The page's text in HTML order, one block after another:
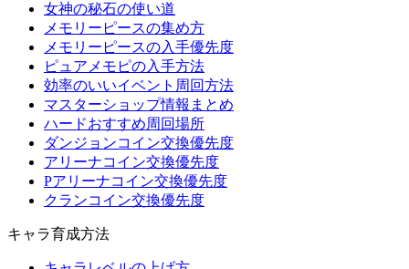
女神の秘石の使い道
メモリーピースの集め方
メモリーピースの入手優先度
ピュアメモピの入手方法
効率のいいイベント周回方法
マスターショップ情報まとめ
ハードおすすめ周回場所
ダンジョンコイン交換優先度
アリーナコイン交換優先度
Pアリーナコイン交換優先度
クランコイン交換優先度
キャラ育成方法